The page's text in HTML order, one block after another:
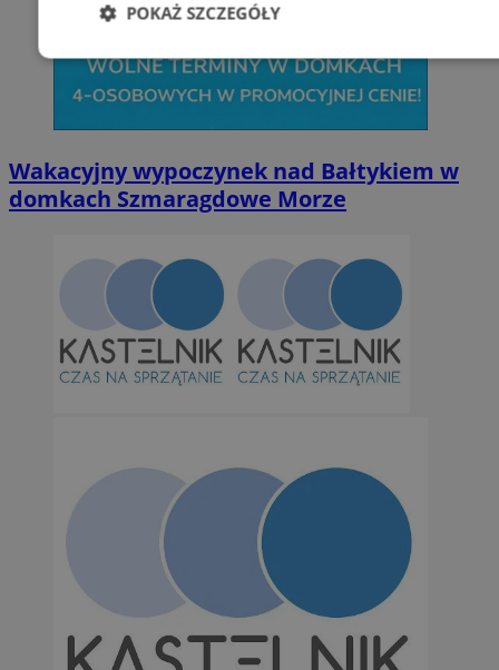
Wakacyjny wypoczynek nad Bałtykiem w
domkach Szmaragdowe Morze
POKAŻ SZCZEGÓŁY
Niezbędne Wydajność
Niezbędne Wydajność Targetowanie
Niezbędne pliki cookie umożliwiają korzystanie z podstawowych
takich jak logowanie użytkownika i zarządzanie kontem. Bez
można prawidłowo korzystać ze strony internetowej.
SessID
orzesze.com.pl
QeSessID
MvSessID orzesze.com.pl
VISITOR_PRIVACY_METADATA
YouTube